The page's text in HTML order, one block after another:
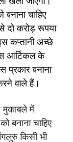
चाहिए
दो करोड़ रूपया
कप्तानी अच्छे
आर्टिकल के
प्रकार बनाना
वाले हैं।
मुकाबले में
बनाना चाहिए
किसी भी